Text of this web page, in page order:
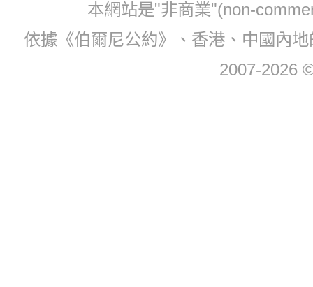
本網站是"非商業"(non-
依據《伯爾尼公約》、香港、中國內
2007-2026